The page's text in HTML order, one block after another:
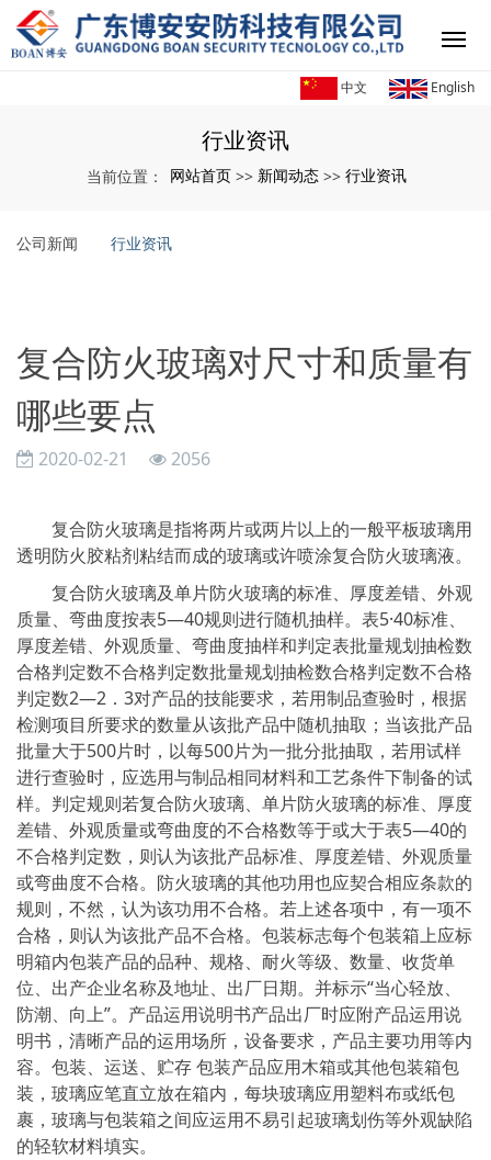
中文 English
行业资讯
当前位置： 网站首页 >> 新闻动态 >> 行业资讯
公司新闻 行业资讯
复合防火玻璃对尺寸和质量有
哪些要点
2020-02-21 2056
复合防火玻璃是指将两片或两片以上的一般平板玻璃用
透明防火胶粘剂粘结而成的玻璃或许喷涂复合防火玻璃液。
复合防火玻璃及单片防火玻璃的标准、厚度差错、外观
质量、弯曲度按表5—40规则进行随机抽样。表5·40标准、
厚度差错、外观质量、弯曲度抽样和判定表批量规划抽检数
合格判定数不合格判定数批量规划抽检数合格判定数不合格
判定数2—2．3对产品的技能要求，若用制品查验时，根据
检测项目所要求的数量从该批产品中随机抽取；当该批产品
批量大于500片时，以每500片为一批分批抽取，若用试样
进行查验时，应选用与制品相同材料和工艺条件下制备的试
样。判定规则若复合防火玻璃、单片防火玻璃的标准、厚度
差错、外观质量或弯曲度的不合格数等于或大于表5—40的
不合格判定数，则认为该批产品标准、厚度差错、外观质量
或弯曲度不合格。防火玻璃的其他功用也应契合相应条款的
规则，不然，认为该功用不合格。若上述各项中，有一项不
合格，则认为该批产品不合格。包装标志每个包装箱上应标
明箱内包装产品的品种、规格、耐火等级、数量、收货单
位、出产企业名称及地址、出厂日期。并标示“当心轻放、
防潮、向上”。产品运用说明书产品出厂时应附产品运用说
明书，清晰产品的运用场所，设备要求，产品主要功用等内
容。包装、运送、贮存 包装产品应用木箱或其他包装箱包
装，玻璃应笔直立放在箱内，每块玻璃应用塑料布或纸包
裹，玻璃与包装箱之间应运用不易引起玻璃划伤等外观缺陷
的轻软材料填实。